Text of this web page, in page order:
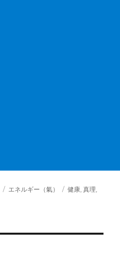
カ
エネルギー（氣）
タ
健康,真理,